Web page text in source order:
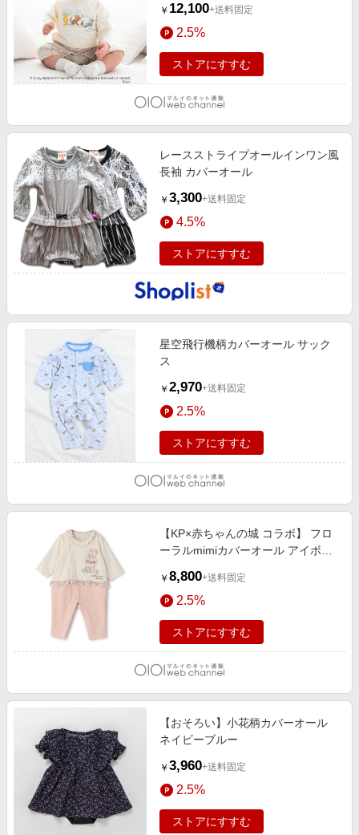
￥ 12,100+送料固定
2.5%
ストアにすすむ
レースストライプオールインワン風
長袖 カバーオール
￥ 3,300+送料固定
4.5%
ストアにすすむ
星空飛行機柄カバーオール サック
ス
￥ 2,970+送料固定
2.5%
ストアにすすむ
【KP×赤ちゃんの城 コラボ】 フロ
ーラルmimiカバーオール アイボリ
￥ 8,800+送料固定
2.5%
ストアにすすむ
【おそろい】小花柄カバーオール
ネイビーブルー
￥ 3,960+送料固定
2.5%
ストアにすすむ